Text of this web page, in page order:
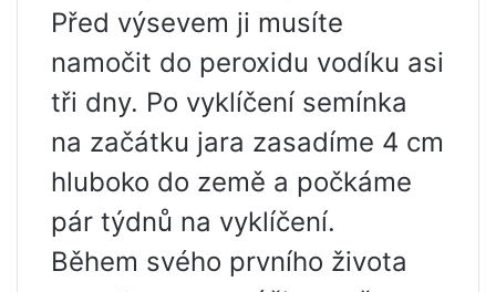
Před výsevem ji musíte
namočit do peroxidu vodíku asi
tři dny. Po vyklíčení semínka
na začátku jara zasadíme 4 cm
hluboko do země a počkáme
pár týdnů na vyklíčení.
Během svého prvního života